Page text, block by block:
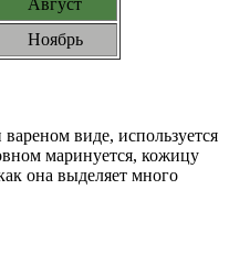
Ноябрь
виде, используется
маринуется, кожицу
она выделяет много